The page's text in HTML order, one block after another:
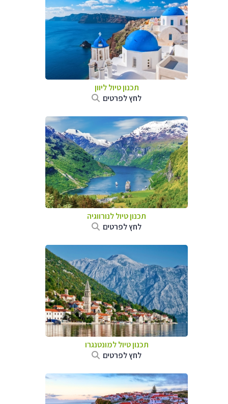
תכנון טיול ליוון
לחץ לפרטים
תכנון טיול לנורווגיה
לחץ לפרטים
תכנון טיול למונטנגרו
לחץ לפרטים